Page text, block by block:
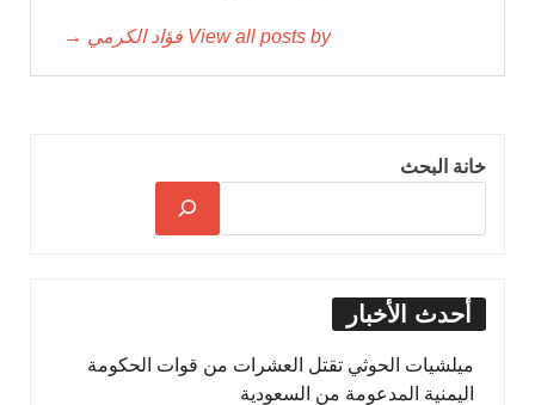
View all posts by فؤاد الكرمي →
خانة البحث
أحدث الأخبار
ميلشيات الحوثي تقتل العشرات من قوات الحكومة
اليمنية المدعومة من السعودية